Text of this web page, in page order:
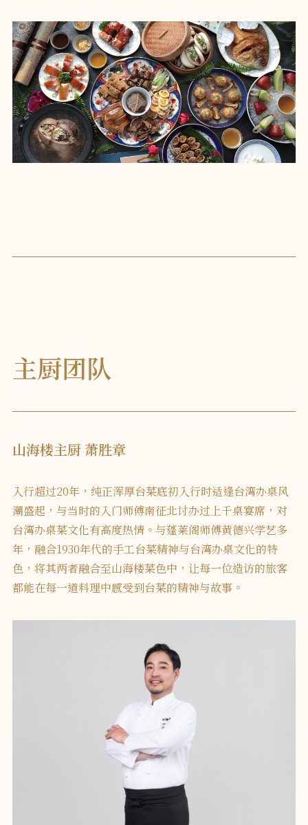
主厨团队
山海楼主厨 萧胜章
入行超过20年，纯正浑厚台菜底初入行时适逢台湾办桌风
潮盛起，与当时的入门师傅南征北讨办过上千桌宴席，对
台湾办桌菜文化有高度热情。与蓬莱阁师傅黄德兴学艺多
年，融合1930年代的手工台菜精神与台湾办桌文化的特
色，将其两者融合至山海楼菜色中，让每一位造访的旅客
都能在每一道料理中感受到台菜的精神与故事。